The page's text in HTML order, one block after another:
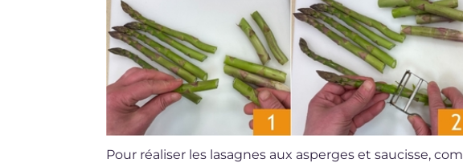
Pour réaliser les lasagnes aux asperges et saucisse,